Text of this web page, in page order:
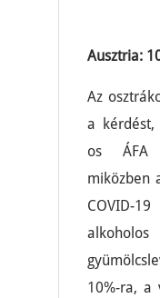
Ausztria:
Az
a kérdést,
os ÁFA
miközben
COVID-
10%-ra, a